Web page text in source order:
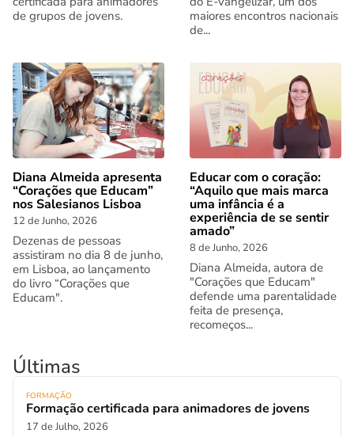
de grupos de jovens.
maiores encontros nacionais
de...
Diana Almeida apresenta
“Corações que Educam”
nos Salesianos Lisboa
12 de Junho, 2026
Dezenas de pessoas
assistiram no dia 8 de junho,
em Lisboa, ao lançamento
do livro “Corações que
Educam".
Educar com o coração:
“Aquilo que mais marca
uma infância é a
experiência de se sentir
amado”
8 de Junho, 2026
Diana Almeida, autora de
"Corações que Educam"
defende uma parentalidade
feita de presença,
recomeços...
Últimas
FORMAÇÃO
Formação certificada para animadores de jovens
17 de Julho, 2026